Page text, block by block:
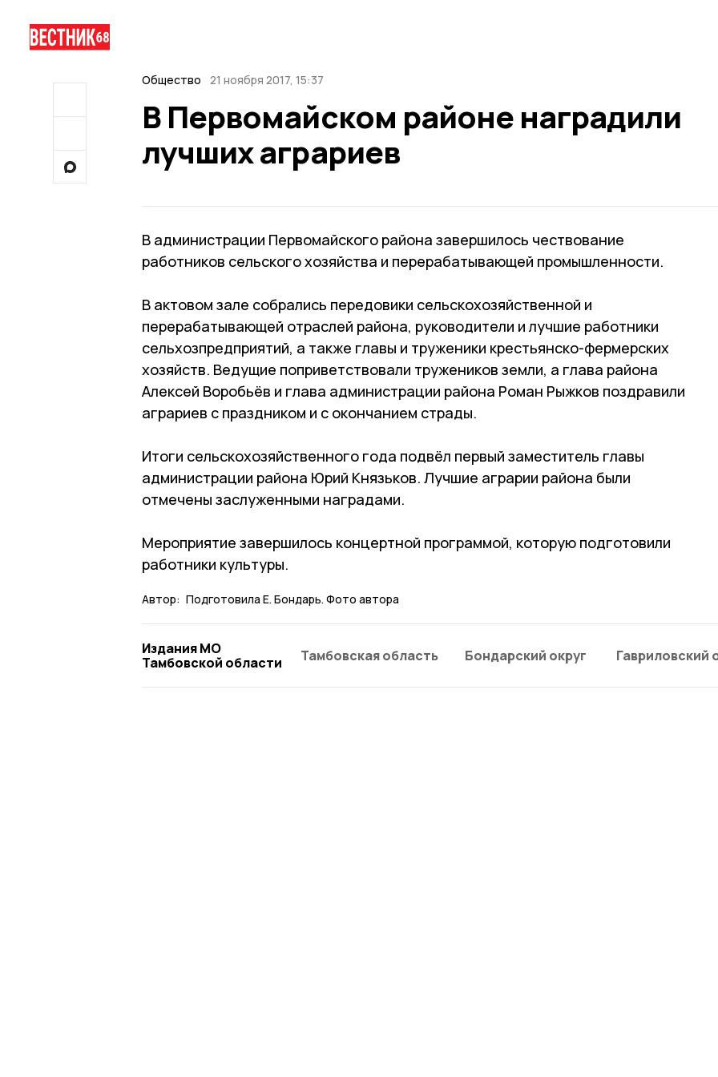
Общество 21 ноября 2017, 15:37
В Первомайском районе наградили
лучших аграриев
В администрации Первомайского района завершилось чествование
работников сельского хозяйства и перерабатывающей промышленности.
В актовом зале собрались передовики сельскохозяйственной и
перерабатывающей отраслей района, руководители и лучшие работники
сельхозпредприятий, а также главы и труженики крестьянско-фермерских
хозяйств. Ведущие поприветствовали тружеников земли, а глава района
Алексей Воробьёв и глава администрации района Роман Рыжков поздравили
аграриев с праздником и с окончанием страды.
Итоги сельскохозяйственного года подвёл первый заместитель главы
администрации района Юрий Князьков. Лучшие аграрии района были
отмечены заслуженными наградами.
Мероприятие завершилось концертной программой, которую подготовили
работники культуры.
Автор: Подготовила Е. Бондарь. Фото автора
Издания МО
Тамбовской области
Тамбовская область Бондарский округ Гавриловский